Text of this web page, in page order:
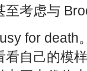
考虑与
for death
看自己的模